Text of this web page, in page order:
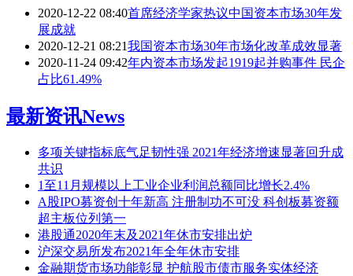
2020-12-22 08:40首席经济学家热议中国资本市场30年发
展成就
2020-12-21 08:21我国资本市场30年市场化改革成效显著
2020-11-24 09:42年内资本市场发起1919起并购事件 民企
占比61.49%
最新资讯News
多项关键指标底气足韧性强 2021年经济增速显著回升成
共识
1至11月规模以上工业企业利润总额同比增长2.4%
A股IPO募资创十年新高 注册制功不可没 科创板募资额
超主板位列第一
港股通2020年末及2021年休市安排出炉
沪深交易所发布2021年全年休市安排
金融期货市场功能彰显 护航股市债市服务实体经济